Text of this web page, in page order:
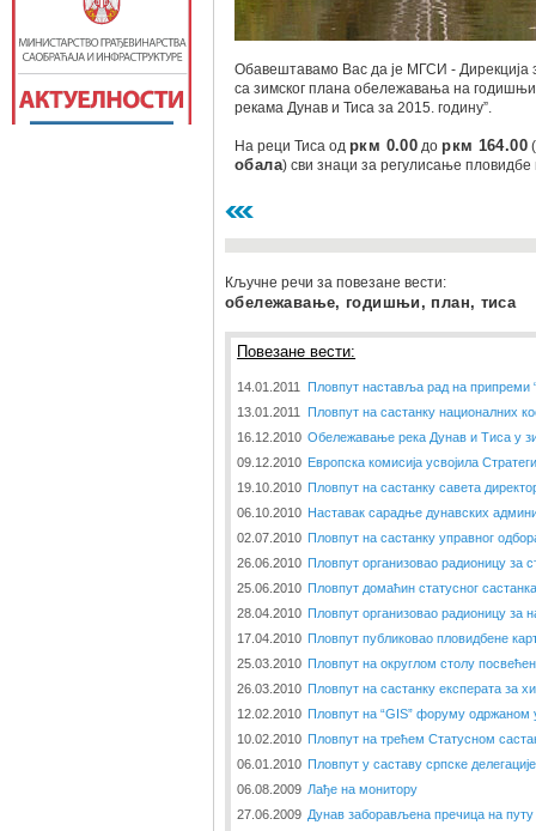
Обавештавамо Вас да је MГСИ - Дирекција
са зимског плана обележавања на
рекама Дунав и Тиса за 2015. годину”.
На реци Тиса одркм 0.00 доркм 164.00(
обала) сви знаци за регулисање
Кључне речи за повезане вести:
обележавање, годишњи, план, тиса
Повезане вести:
14.01.2011
Пловпут наставља рад на припреми
13.01.2011
Пловпут на састанку националних
16.12.2010 Обележавање река Дунав и Тиса у
09.12.2010 Европска комисија усвојила
19.10.2010 Пловпут на састанку савета
06.10.2010 Наставак сарадње дунавских
02.07.2010 Пловпут на састанку управног
26.06.2010 Пловпут организовао радионицу за
25.06.2010 Пловпут домаћин статусног састанка
28.04.2010 Пловпут организовао радионицу за
17.04.2010 Пловпут публиковао пловидбене
25.03.2010 Пловпут на округлом столу
26.03.2010 Пловпут на састанку експерата за
12.02.2010 Пловпут на “GIS” форуму одржаном
10.02.2010 Пловпут на трећем Статусном
06.01.2010 Пловпут у саставу српске
06.08.2009 Лађе на монитору
27.06.2009 Дунав заборављена пречица на путу